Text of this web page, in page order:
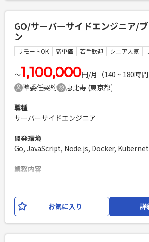
Kubernetesによるコンテナ構築・運用経験
Laravelを用いた開発経験1年以上
GO/サーバーサイドエンジニア/
ン
リモートOK 高単価 若手歓迎 シニア人気
〜1,100,000円/月（140 ~ 180時
準委任契約
恵比寿 (東京都)
職種
サーバーサイドエンジニア
開発環境
Go, JavaScript, Node.js, Docker,
業務内容
ビスのプラットフォームの開発をしており
ダクトマネージャー、開発チームと共に開
いただきます。 【具体的な業務内容】 ・シ
お気に入り 詳